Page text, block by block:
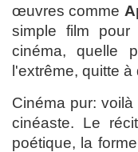
œuvres comme
simple film pour
cinéma, quelle
l'extrême, quitte
Cinéma pur:
cinéaste. Le
poétique, la